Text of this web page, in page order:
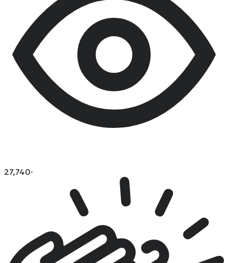
27,740·